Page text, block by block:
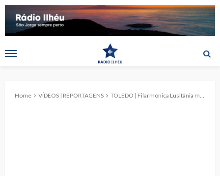
Home VÍDEOS | REPORTAGENS TOLEDO | Filarmónica Lusitânia marcou presença na festa em honra de São José (c/vídeo)